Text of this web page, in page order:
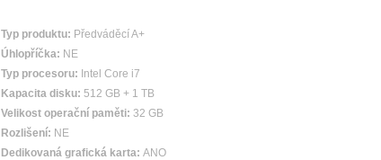
Typ produktu: Předváděcí A+
Úhlopříčka: NE
Typ procesoru: Intel Core i7
Kapacita disku: 512 GB + 1 TB
Velikost operační paměti: 32 GB
Rozlišení: NE
Dedikovaná grafická karta: ANO